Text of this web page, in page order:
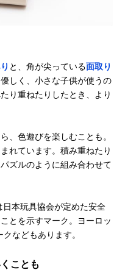
立体感覚を育てる
キューブタイプ
記載未確認
びを楽しめるセッ
ト
み木
天然木を使ったナ
ン
と、角が尖っている面取り
しく、小さな子供が使うの
り重ねたりしたとき、より
、色遊びを楽しむことも。
れています。積み重ねたり
ズルのように組み合わせて
日本玩具協会が定めた安全
とを示すマーク。ヨーロッ
などもあります。
ことも